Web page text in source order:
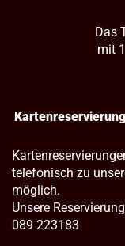
Das
mit
Kartenreservierung
telefonisch zu
möglich.
Unsere
089 223183